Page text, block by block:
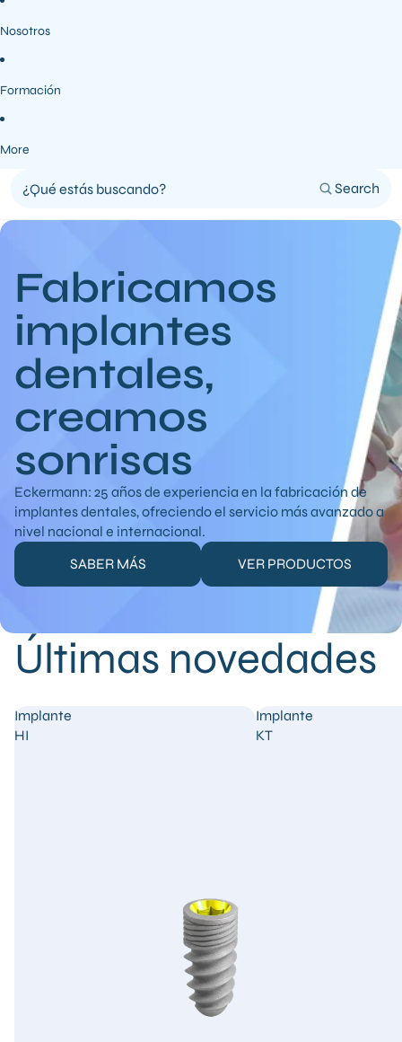
Nosotros
Formación
More
Search
Fabricamos
implantes
dentales,
creamos
sonrisas
Eckermann: 25 años de experiencia en la fabricación de
implantes dentales, ofreciendo el servicio más avanzado a
nivel nacional e internacional.
SABER MÁS
VER PRODUCTOS
Últimas novedades
Implante
HI
Implante
KT